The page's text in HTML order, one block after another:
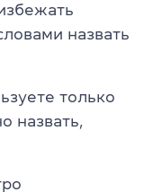
назвать
только
назвать,